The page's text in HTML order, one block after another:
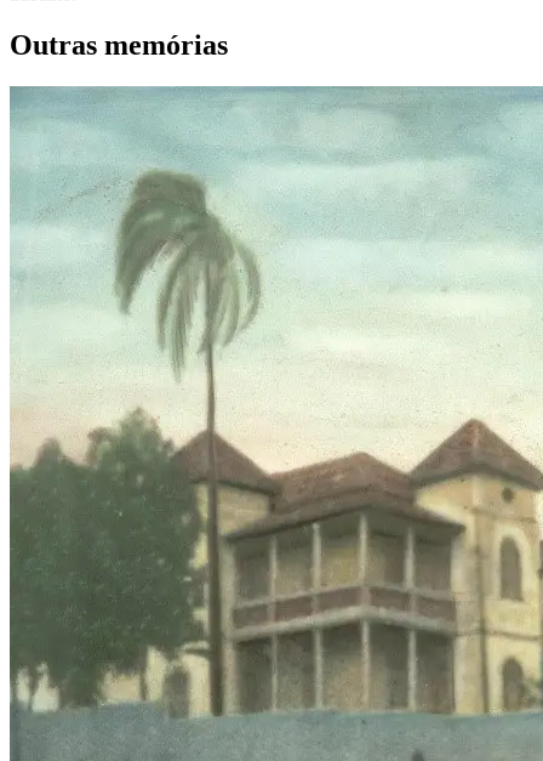
Outras memórias